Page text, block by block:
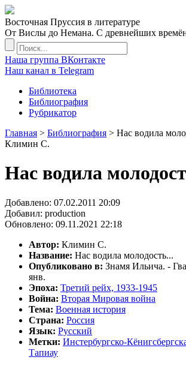
Восточная Пруссия в литературе
От Вислы до Немана. С древнейших
Наша группа ВКонтакте
Наш канал в Telegram
Библиотека
Библиография
Рубрикатор
Главная > Библиография > Нас водила
Климин С.
Нас водила
Добавлено: 07.02.2011 20:09
Добавил: production
Обновлено: 09.11.2021 22:18
Автор: Климин С.
Название: Нас водила молодость...
Опубликовано в: Знамя Ильича. -
янв.
Эпоха: Третий рейх, 1933-1945
Война: Вторая Мировая война
Тема: Военная история
Страна: Россия
Язык: Русский
Метки: Инстербургско-
Тапиау